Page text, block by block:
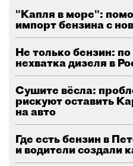
"Капля в море":
импорт бензина с
Не только бензин:
нехватка дизеля в
Сушите вёсла:
рискуют оставить
на авто
Где есть бензин в
и водители создали